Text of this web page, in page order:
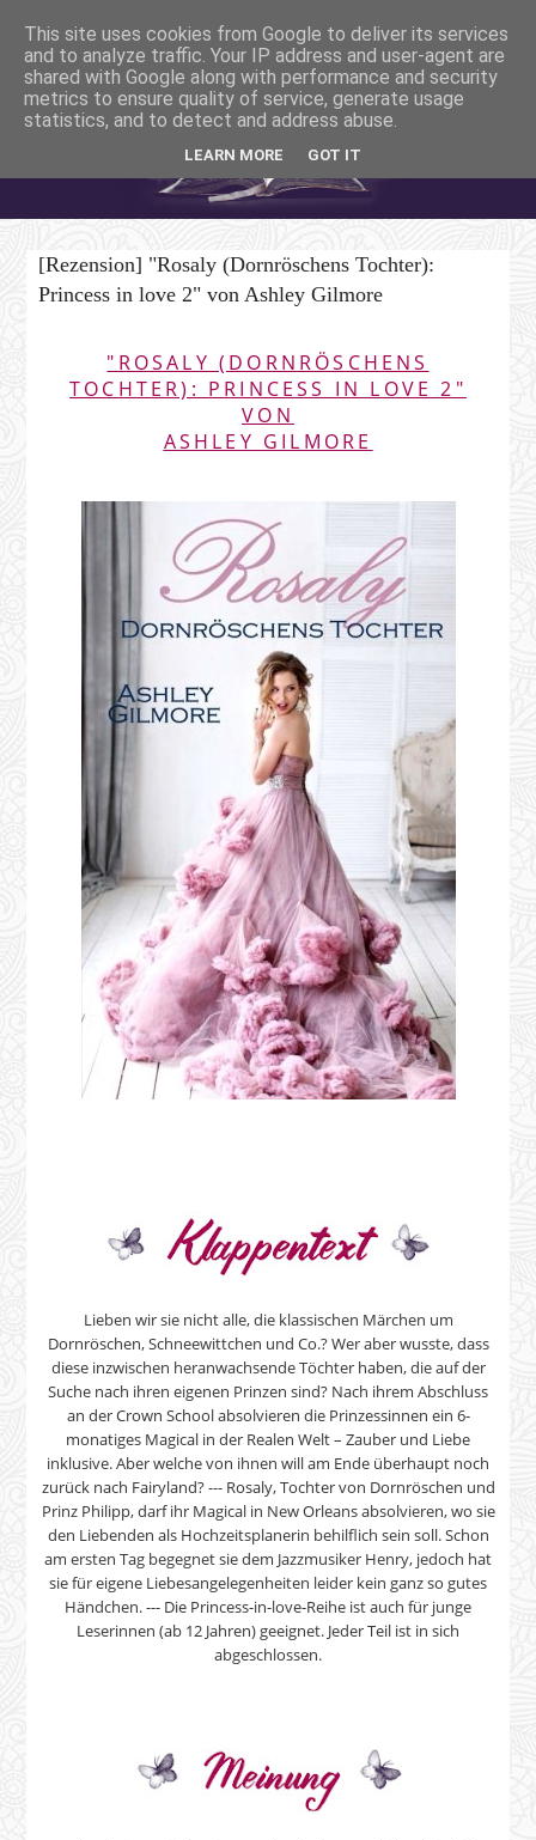
[Rezension] "Rosaly (Dornröschens Tochter):
Princess in love 2" von Ashley Gilmore
"ROSALY (DORNRÖSCHENS
TOCHTER): PRINCESS IN LOVE 2"
VON
ASHLEY GILMORE
Lieben wir sie nicht alle, die klassischen Märchen um
Dornröschen, Schneewittchen und Co.? Wer aber wusste, dass
diese inzwischen heranwachsende Töchter haben, die auf der
Suche nach ihren eigenen Prinzen sind? Nach ihrem Abschluss
an der Crown School absolvieren die Prinzessinnen ein 6-
monatiges Magical in der Realen Welt – Zauber und Liebe
inklusive. Aber welche von ihnen will am Ende überhaupt noch
zurück nach Fairyland? --- Rosaly, Tochter von Dornröschen und
Prinz Philipp, darf ihr Magical in New Orleans absolvieren, wo sie
den Liebenden als Hochzeitsplanerin behilflich sein soll. Schon
am ersten Tag begegnet sie dem Jazzmusiker Henry, jedoch hat
sie für eigene Liebesangelegenheiten leider kein ganz so gutes
Händchen. --- Die Princess-in-love-Reihe ist auch für junge
Leserinnen (ab 12 Jahren) geeignet. Jeder Teil ist in sich
abgeschlossen.
This site uses cookies from Google to deliver its services
and to analyze traffic. Your IP address and user-agent are
shared with Google along with performance and security
metrics to ensure quality of service, generate usage
statistics, and to detect and address abuse.
LEARN MORE GOT IT